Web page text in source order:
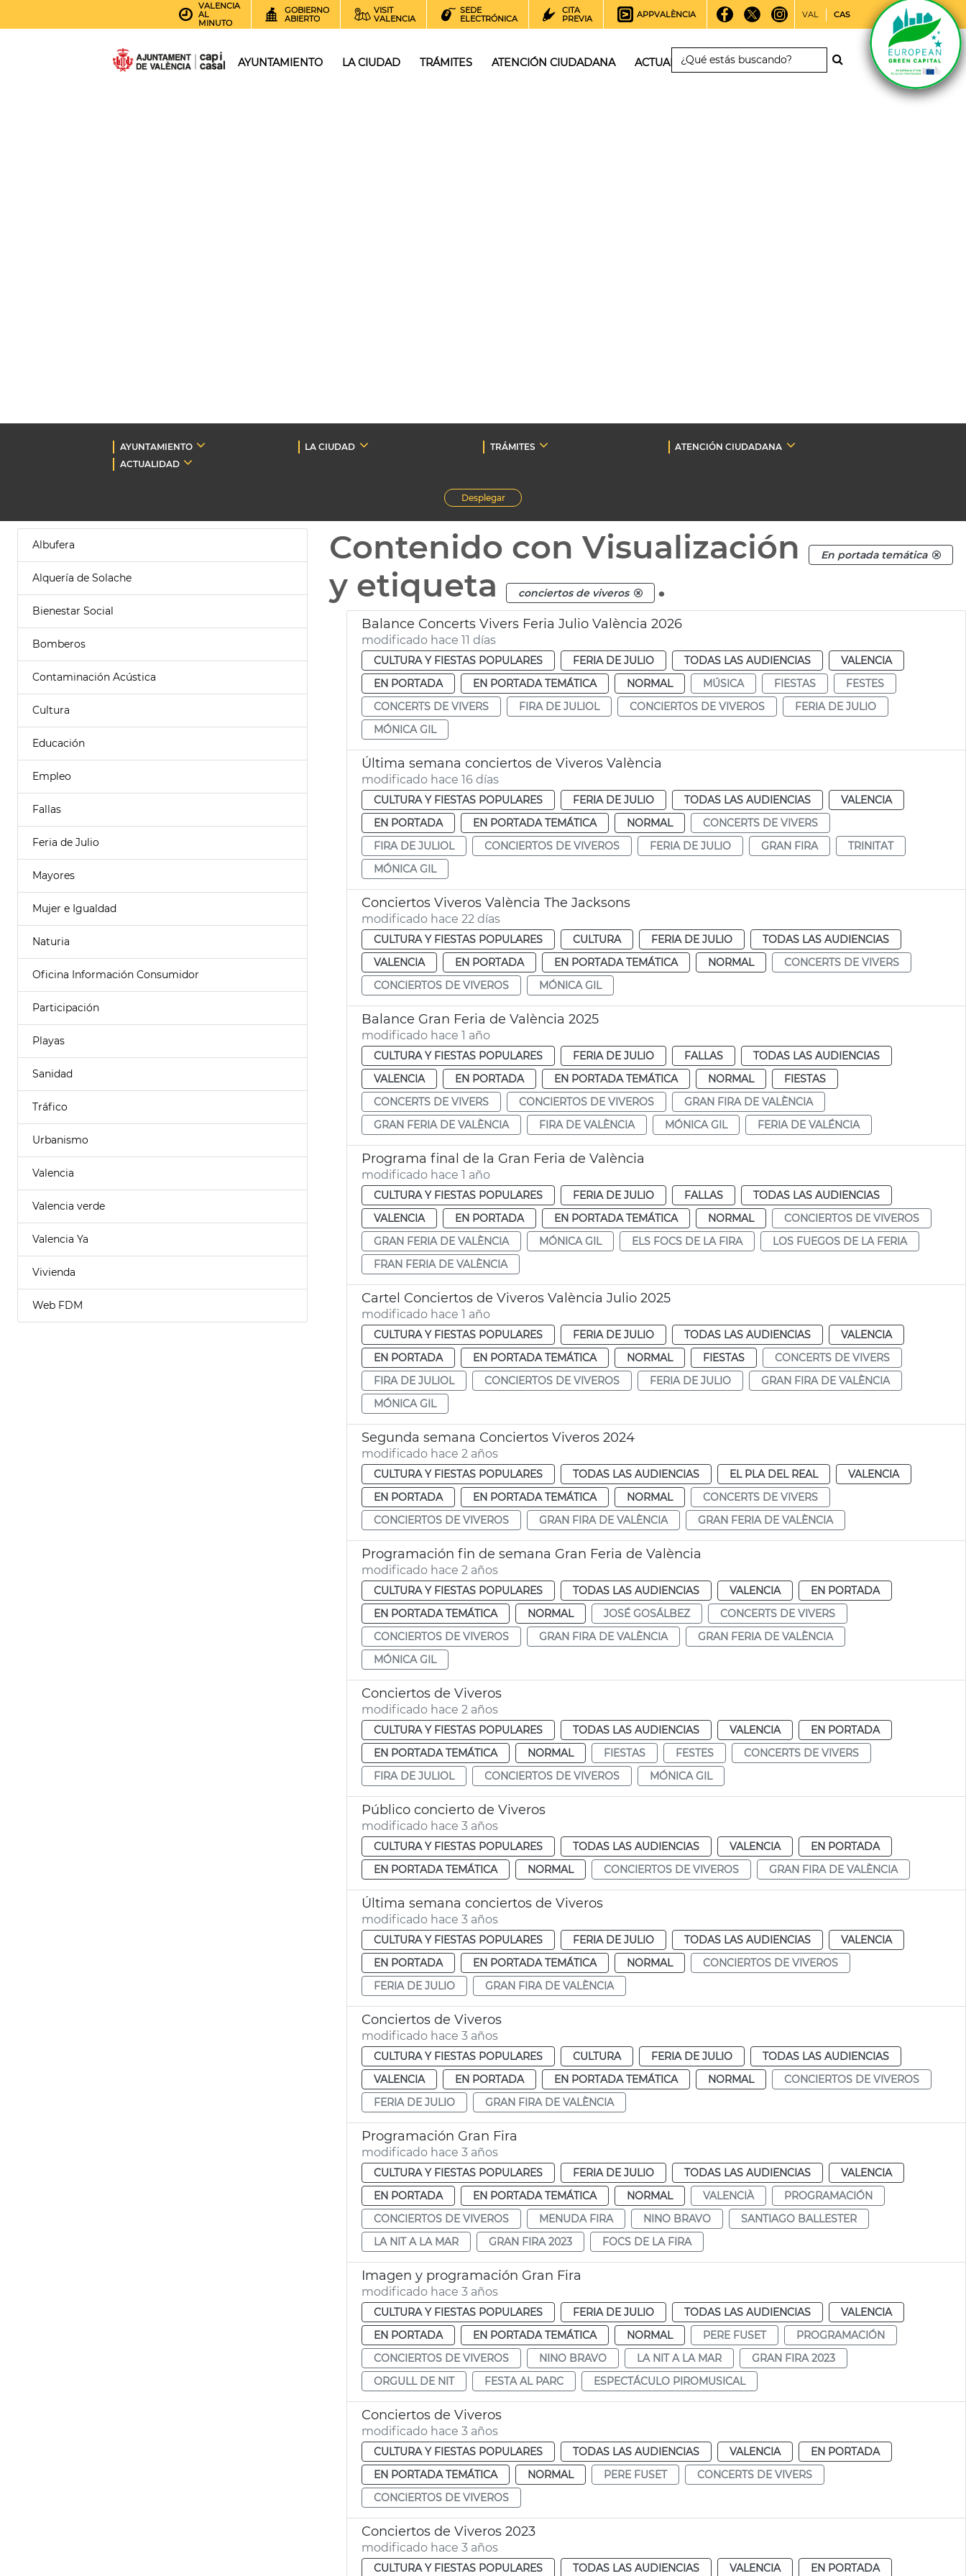
VALENCIA
AL
MINUTO
GOBIERNO
ABIERTO
VISIT
VALENCIA
SEDE
ELECTRÓNICA
CITA
PREVIA
APPVALÈNCIA VAL CAS
AYUNTAMIENTO LA CIUDAD TRÁMITES ATENCIÓN CIUDADANA ACTUALIDAD
AYUNTAMIENTO LA CIUDAD TRÁMITES
ATENCIÓN CIUDADANA
ACTUALIDAD
Desplegar
Albufera
Alquería de Solache
Bienestar Social
Bomberos
Contaminación Acústica
Cultura
Educación
Empleo
Fallas
Feria de Julio
Mayores
Mujer e Igualdad
Naturia
Oficina Información Consumidor
Participación
Playas
Sanidad
Tráfico
Urbanismo
Valencia
Valencia verde
Valencia Ya
Vivienda
Web FDM
Contenido con Visualización En portada temática
y etiqueta conciertos de viveros .
Balance Concerts Vivers Feria Julio València 2026
modificado hace 11 días
CULTURA Y FIESTAS POPULARES FERIA DE JULIO TODAS LAS AUDIENCIAS
VALENCIA
EN PORTADA
EN PORTADA TEMÁTICA NORMAL MÚSICA FIESTAS
FESTES
CONCERTS DE VIVERS
FIRA DE JULIOL CONCIERTOS DE VIVEROS
FERIA DE JULIO
MÓNICA GIL
Última semana conciertos de Viveros València
modificado hace 16 días
CULTURA Y FIESTAS POPULARES FERIA DE JULIO TODAS LAS AUDIENCIAS
VALENCIA
EN PORTADA
EN PORTADA TEMÁTICA NORMAL
CONCERTS DE VIVERS
FIRA DE JULIOL
CONCIERTOS DE VIVEROS FERIA DE JULIO GRAN FIRA
TRINITAT
MÓNICA GIL
Conciertos Viveros València The Jacksons
modificado hace 22 días
CULTURA Y FIESTAS POPULARES CULTURA FERIA DE JULIO
TODAS LAS AUDIENCIAS
VALENCIA
EN PORTADA EN PORTADA TEMÁTICA NORMAL
CONCERTS DE VIVERS
CONCIERTOS DE VIVEROS
MÓNICA GIL
Balance Gran Feria de València 2025
modificado hace 1 año
CULTURA Y FIESTAS POPULARES FERIA DE JULIO FALLAS
TODAS LAS AUDIENCIAS
VALENCIA
EN PORTADA EN PORTADA TEMÁTICA NORMAL
FIESTAS
CONCERTS DE VIVERS
CONCIERTOS DE VIVEROS
GRAN FIRA DE VALÈNCIA
GRAN FERIA DE VALÈNCIA
FIRA DE VALÈNCIA MÓNICA GIL FERIA DE VALÉNCIA
Programa final de la Gran Feria de València
modificado hace 1 año
CULTURA Y FIESTAS POPULARES FERIA DE JULIO FALLAS
TODAS LAS AUDIENCIAS
VALENCIA
EN PORTADA EN PORTADA TEMÁTICA NORMAL
CONCIERTOS DE VIVEROS
GRAN FERIA DE VALÈNCIA
MÓNICA GIL ELS FOCS DE LA FIRA
LOS FUEGOS DE LA FERIA
FRAN FERIA DE VALÈNCIA
Cartel Conciertos de Viveros València Julio 2025
modificado hace 1 año
CULTURA Y FIESTAS POPULARES FERIA DE JULIO TODAS LAS AUDIENCIAS
VALENCIA
EN PORTADA
EN PORTADA TEMÁTICA NORMAL FIESTAS
CONCERTS DE VIVERS
FIRA DE JULIOL
CONCIERTOS DE VIVEROS FERIA DE JULIO
GRAN FIRA DE VALÈNCIA
MÓNICA GIL
Segunda semana Conciertos Viveros 2024
modificado hace 2 años
CULTURA Y FIESTAS POPULARES TODAS LAS AUDIENCIAS EL PLA DEL REAL
VALENCIA
EN PORTADA
EN PORTADA TEMÁTICA NORMAL
CONCERTS DE VIVERS
CONCIERTOS DE VIVEROS
GRAN FIRA DE VALÈNCIA GRAN FERIA DE VALÈNCIA
Programación fin de semana Gran Feria de València
modificado hace 2 años
CULTURA Y FIESTAS POPULARES TODAS LAS AUDIENCIAS VALENCIA
EN PORTADA
EN PORTADA TEMÁTICA
NORMAL JOSÉ GOSÁLBEZ
CONCERTS DE VIVERS
CONCIERTOS DE VIVEROS
GRAN FIRA DE VALÈNCIA
GRAN FERIA DE VALÈNCIA
MÓNICA GIL
Conciertos de Viveros
modificado hace 2 años
CULTURA Y FIESTAS POPULARES TODAS LAS AUDIENCIAS VALENCIA
EN PORTADA
EN PORTADA TEMÁTICA
NORMAL FIESTAS FESTES
CONCERTS DE VIVERS
FIRA DE JULIOL
CONCIERTOS DE VIVEROS MÓNICA GIL
Público concierto de Viveros
modificado hace 3 años
CULTURA Y FIESTAS POPULARES TODAS LAS AUDIENCIAS VALENCIA
EN PORTADA
EN PORTADA TEMÁTICA
NORMAL CONCIERTOS DE VIVEROS GRAN FIRA DE VALÈNCIA
Última semana conciertos de Viveros
modificado hace 3 años
CULTURA Y FIESTAS POPULARES FERIA DE JULIO TODAS LAS AUDIENCIAS
VALENCIA
EN PORTADA
EN PORTADA TEMÁTICA NORMAL
CONCIERTOS DE VIVEROS
FERIA DE JULIO
GRAN FIRA DE VALÈNCIA
Conciertos de Viveros
modificado hace 3 años
CULTURA Y FIESTAS POPULARES CULTURA FERIA DE JULIO
TODAS LAS AUDIENCIAS
VALENCIA
EN PORTADA EN PORTADA TEMÁTICA NORMAL
CONCIERTOS DE VIVEROS
FERIA DE JULIO
GRAN FIRA DE VALÈNCIA
Programación Gran Fira
modificado hace 3 años
CULTURA Y FIESTAS POPULARES FERIA DE JULIO TODAS LAS AUDIENCIAS
VALENCIA
EN PORTADA
EN PORTADA TEMÁTICA NORMAL VALENCIÀ
PROGRAMACIÓN
CONCIERTOS DE VIVEROS
MENUDA FIRA NINO BRAVO
SANTIAGO BALLESTER
LA NIT A LA MAR
GRAN FIRA 2023 FOCS DE LA FIRA
Imagen y programación Gran Fira
modificado hace 3 años
CULTURA Y FIESTAS POPULARES FERIA DE JULIO TODAS LAS AUDIENCIAS
VALENCIA
EN PORTADA
EN PORTADA TEMÁTICA NORMAL PERE FUSET
PROGRAMACIÓN
CONCIERTOS DE VIVEROS
NINO BRAVO LA NIT A LA MAR
GRAN FIRA 2023
ORGULL DE NIT
FESTA AL PARC ESPECTÁCULO PIROMUSICAL
Conciertos de Viveros
modificado hace 3 años
CULTURA Y FIESTAS POPULARES TODAS LAS AUDIENCIAS VALENCIA
EN PORTADA
EN PORTADA TEMÁTICA
NORMAL PERE FUSET
CONCERTS DE VIVERS
CONCIERTOS DE VIVEROS
Conciertos de Viveros 2023
modificado hace 3 años
CULTURA Y FIESTAS POPULARES TODAS LAS AUDIENCIAS VALENCIA EN PORTADA